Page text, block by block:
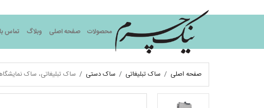
نیک چرم
محصولات
صفحه اصلی وبلاگ تماس
صفحه اصلی ساک تبلیغاتی ساک دستی ساک تبلیغاتی، ساک